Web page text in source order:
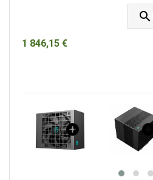

1 846,15 €